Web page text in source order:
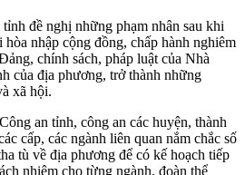
đề nghị những phạm nhân sau khi
nhập cộng đồng, chấp hành nghiêm
chính sách, pháp luật của Nhà
của địa phương, trở thành những
xã hội.
an tỉnh, công an các huyện, thành
cấp, các ngành liên quan nắm chắc số
tù về địa phương để có kế hoạch tiếp
nhiệm cho từng ngành, đoàn thể